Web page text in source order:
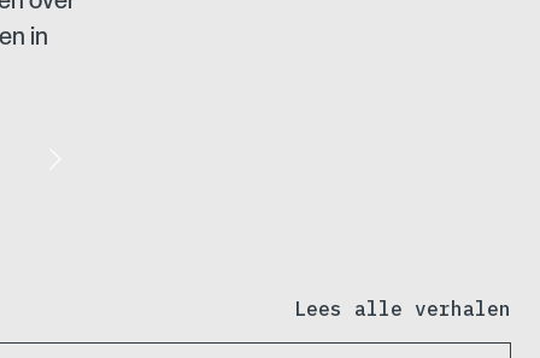
in
Lees alle verhalen